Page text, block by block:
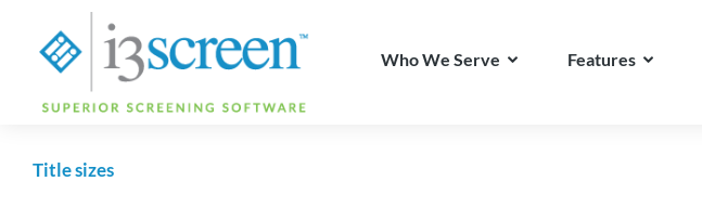
Who We Serve Features
Title sizes